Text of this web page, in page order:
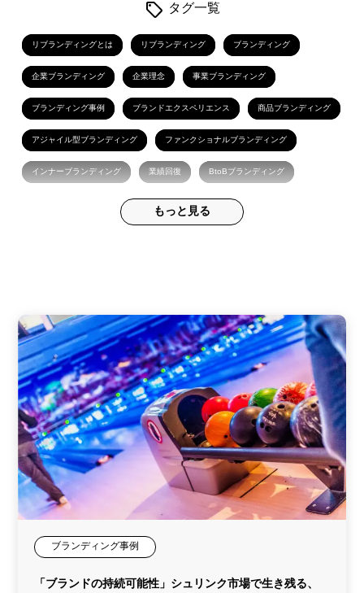
タグ一覧
リブランディングとは リブランディング ブランディング
企業ブランディング 企業理念 事業ブランディング
ブランディング事例 ブランドエクスペリエンス 商品ブランディング
アジャイル型ブランディング ファンクショナルブランディング
インナーブランディング 業績回復 BtoBブランディング
プロダクトアウト オウンドメディア
事業継承 事業変革 ESG プロジェクト運用 PMO
マネジメント 組織変革 顧客エンゲージメント SDGs
ステカタ.navi 脱クッキー WEBマーケティング
ラグジュアリーブランド バタラク プレミアムブランド c-so
キャンペーン デジタルマーケティング ストーリーテリング
PR ゲームチェンジャー ニューノーマル
ソーシャルプロダクツ User Centered Innovation
バックキャスティング思考
リベンジ消費 ラポール形成 新規事業開発
もっと見る
ブランディング事例
「ブランドの持続可能性」シュリンク市場で生き残る、